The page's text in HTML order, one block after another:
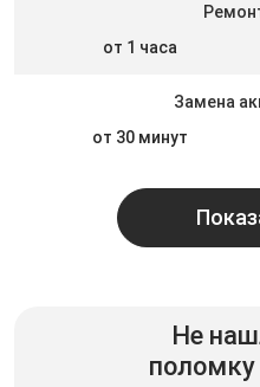
от 1 часа
Замена
от 30 минут
Не
поломку